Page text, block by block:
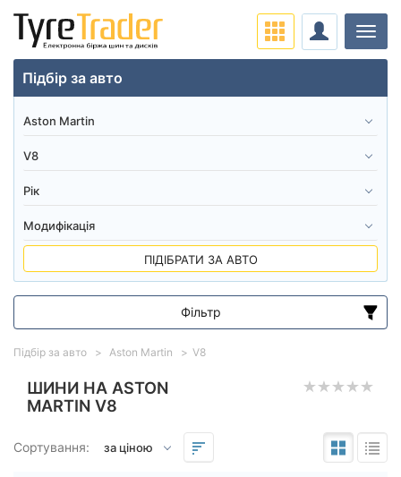
ШИНИ НА ASTON
MARTIN V8
Сортування:
Підбір за авто Aston Martin V8
Підбір за авто
ПІДІБРАТИ ЗА АВТО
Фільтр
Діапазон цін
від